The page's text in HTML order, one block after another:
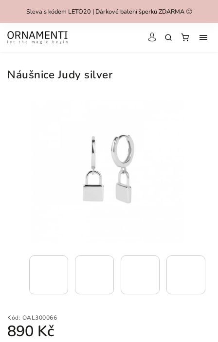
Sleva s kódem LETO20 | Dárkové balení šperků ZDARMA 🙂
Náušnice Judy silver
Kód: OAL300066
890 Kč